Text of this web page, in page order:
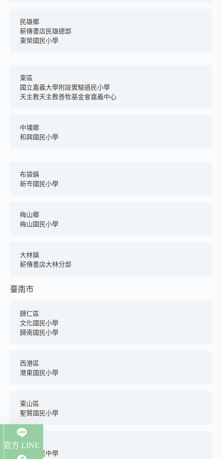
民雄鄉
薪傳書店民雄總部
東榮國民小學
東區
國立嘉義大學附設實驗過民小學
天主教天主教善牧基金會嘉義中心
中埔鄉
和興國民小學
布袋鎮
新岑國民小學
梅山鄉
梅山國民小學
大林鎮
薪傳書店大林分部
臺南市
歸仁區
文化國民小學
歸南國民小學
西港區
港東國民小學
東山區
聖賢國民小學
東區
後甲國民中學
官方 LINE